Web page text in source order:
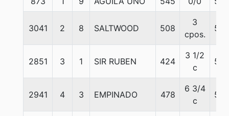
3041 2 8 SALTWOOD 508
3
cpos.
56
2851 3 1 SIR RUBEN 424
3 1/2
c
54
2941 4 3 EMPINADO 478
6 3/4
c
58